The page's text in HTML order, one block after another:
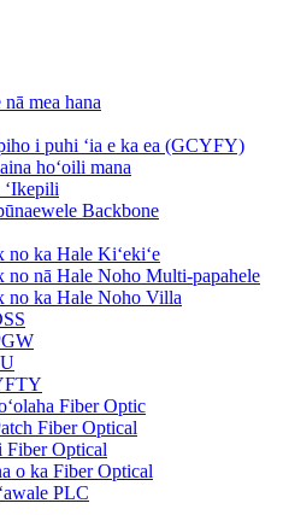
mea hana
i puhi ʻia e ka ea (GCYFY)
hoʻoili mana
Backbone
no ka Hale Kiʻekiʻe
no nā Hale Noho Multi-papahele
no ka Hale Noho Villa
Fiber Optic
Fiber Optical
Fiber Optical
o ka Fiber Optical
PLC